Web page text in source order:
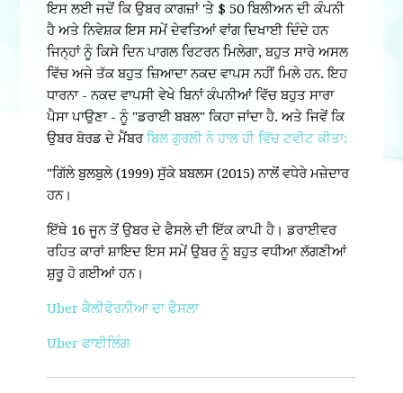
ਇਸ ਲਈ ਜਦੋਂ ਕਿ ਉਬਰ ਕਾਗਜ਼ਾਂ 'ਤੇ $ 50 ਬਿਲੀਅਨ ਦੀ ਕੰਪਨੀ
ਹੈ ਅਤੇ ਨਿਵੇਸ਼ਕ ਇਸ ਸਮੇਂ ਦੇਵਤਿਆਂ ਵਾਂਗ ਦਿਖਾਈ ਦਿੰਦੇ ਹਨ
ਜਿਨ੍ਹਾਂ ਨੂੰ ਕਿਸੇ ਦਿਨ ਪਾਗਲ ਰਿਟਰਨ ਮਿਲੇਗਾ, ਬਹੁਤ ਸਾਰੇ ਅਸਲ
ਵਿੱਚ ਅਜੇ ਤੱਕ ਬਹੁਤ ਜ਼ਿਆਦਾ ਨਕਦ ਵਾਪਸ ਨਹੀਂ ਮਿਲੇ ਹਨ. ਇਹ
ਧਾਰਨਾ - ਨਕਦ ਵਾਪਸੀ ਵੇਖੇ ਬਿਨਾਂ ਕੰਪਨੀਆਂ ਵਿੱਚ ਬਹੁਤ ਸਾਰਾ
ਪੈਸਾ ਪਾਉਣਾ - ਨੂੰ "ਡਰਾਈ ਬਬਲ" ਕਿਹਾ ਜਾਂਦਾ ਹੈ. ਅਤੇ ਜਿਵੇਂ ਕਿ
ਉਬਰ ਬੋਰਡ ਦੇ ਮੈਂਬਰਬਿਲ ਗੁਰਲੀ ਨੇ ਹਾਲ ਹੀ ਵਿੱਚ ਟਵੀਟ ਕੀਤਾ:
"ਗਿੱਲੇ ਬੁਲਬੁਲੇ (1999) ਸੁੱਕੇ ਬਬਲਸ (2015) ਨਾਲੋਂ ਵਧੇਰੇ ਮਜ਼ੇਦਾਰ
ਹਨ।
ਇੱਥੇ 16 ਜੂਨ ਤੋਂ ਉਬਰ ਦੇ ਫੈਸਲੇ ਦੀ ਇੱਕ ਕਾਪੀ ਹੈ। ਡਰਾਈਵਰ
ਰਹਿਤ ਕਾਰਾਂ ਸ਼ਾਇਦ ਇਸ ਸਮੇਂ ਉਬਰ ਨੂੰ ਬਹੁਤ ਵਧੀਆ ਲੱਗਣੀਆਂ
ਸ਼ੁਰੂ ਹੋ ਗਈਆਂ ਹਨ।
Uber ਕੈਲੀਫੋਰਨੀਆ ਦਾ ਫੈਸਲਾ
Uber ਫਾਈਲਿੰਗ